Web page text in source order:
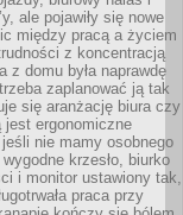
ale pojawiły się nowe
między pracą a życiem
z koncentracją
z domu była naprawdę
zaplanować ją tak
się aranżację biura czy
ergonomiczne
nie mamy osobnego
krzesło, biurko
i monitor ustawiony tak,
praca przy